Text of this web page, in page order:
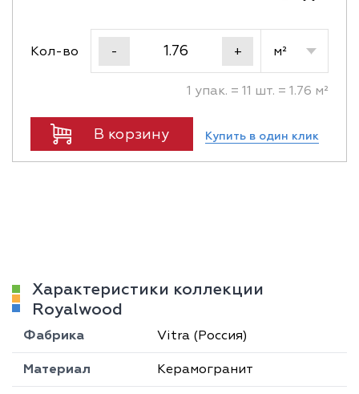
Кол-во - + м²
1 упак. = 11 шт. = 1.76 м²
В корзину Купить в один клик
Характеристики коллекции
Royalwood
Фабрика Vitra (Россия)
Материал Керамогранит